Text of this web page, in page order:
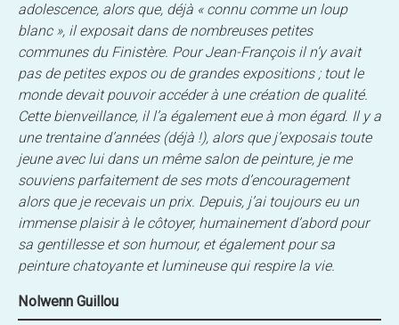
adolescence, alors que, déjà « connu comme un loup
blanc », il exposait dans de nombreuses petites
communes du Finistère. Pour Jean-François il n’y avait
pas de petites expos ou de grandes expositions ; tout le
monde devait pouvoir accéder à une création de qualité.
Cette bienveillance, il l’a également eue à mon égard. Il y a
une trentaine d’années (déjà !), alors que j’exposais toute
jeune avec lui dans un même salon de peinture, je me
souviens parfaitement de ses mots d’encouragement
alors que je recevais un prix. Depuis, j’ai toujours eu un
immense plaisir à le côtoyer, humainement d’abord pour
sa gentillesse et son humour, et également pour sa
peinture chatoyante et lumineuse qui respire la vie.
Nolwenn Guillou